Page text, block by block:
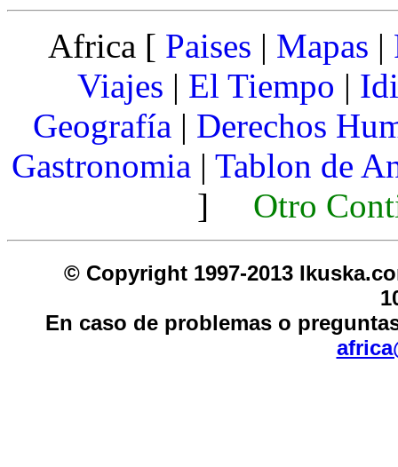
Africa [ Paises | Mapas |
Viajes | El Tiempo |
Geografía | Derechos
Gastronomia | Tablon de
] Otro
© Copyright 1997-2013
En caso de problemas o